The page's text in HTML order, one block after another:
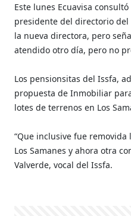
Este lunes Ecuavisa
presidente del directorio
la nueva directora, pero
atendido otro día, pero no
Los pensionsitas del Issfa,
propuesta de Inmobiliar
lotes de terrenos en Los
“Que inclusive fue
Los Samanes y ahora otra
Valverde, vocal del Issfa.